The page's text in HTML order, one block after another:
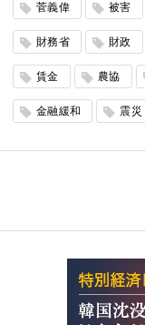
菅義偉 被害
財務省 財政
賃金 農協
金融緩和 震災